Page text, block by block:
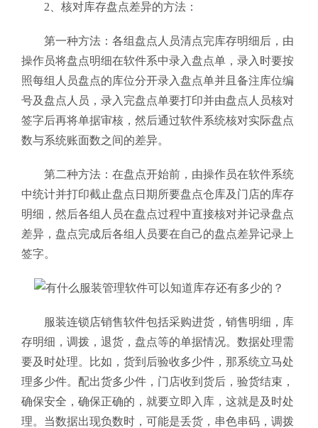
2、核对库存盘点差异的方法：
第一种方法：各组盘点人员清点完库存明细后，由
操作员将盘点明细在软件系中录入盘点单，录入时要按
照每组人员盘点的库位分开录入盘点单并且备注库位编
号及盘点人员，录入完盘点单要打印并由盘点人员核对
签字后再将单据审核，然后通过软件系统核对实际盘点
数与系统账面数之间的差异。
第二种方法：在盘点开始前，由操作员在软件系统
中统计并打印截止盘点日期所要盘点仓库及门店的库存
明细，然后各组人员在盘点过程中直接核对并记录盘点
差异，盘点完成后各组人员要在自己的盘点差异记录上
签字。
服装连锁店销售软件包括采购进货，销售明细，库
存明细，调拨，退货，盘点等的单据情况。数据处理需
要及时处理。比如，货到后验收多少件，那系统立马处
理多少件。配出货多少件，门店收到货后，验货结束，
确保安全，确保正确的，就要立即入库，这就是及时处
理。当数据出现负数时，可能是丢货，串色串码，调拨